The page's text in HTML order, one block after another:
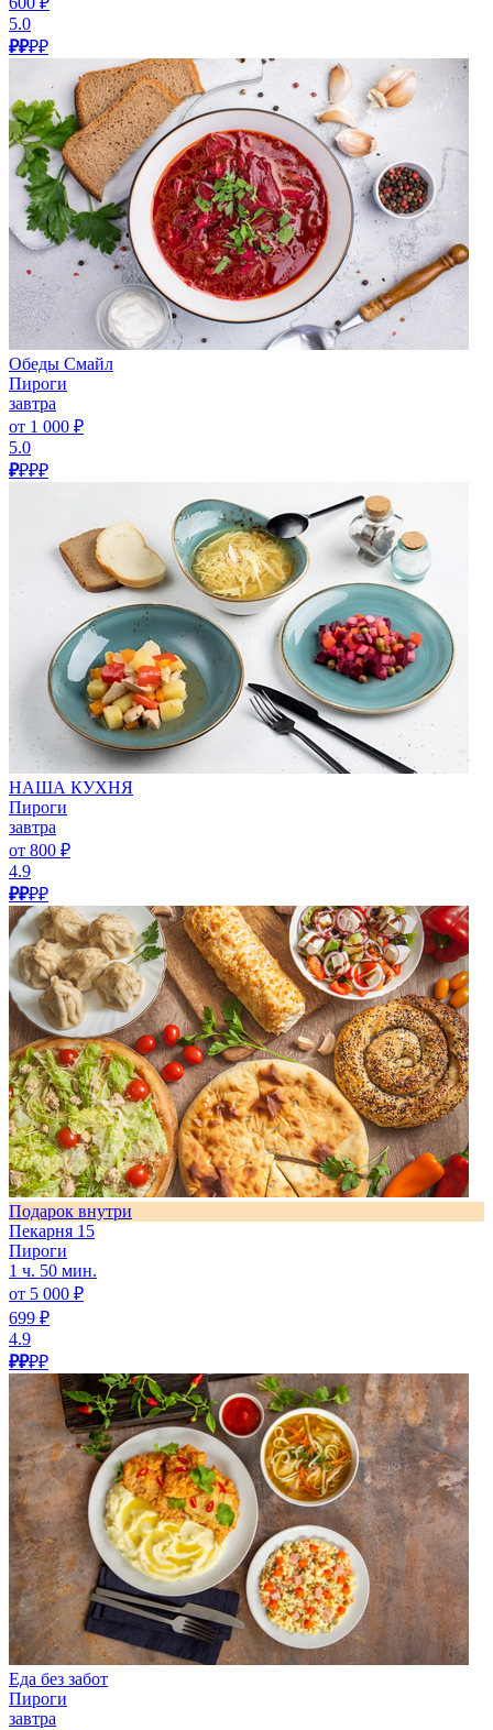
5.0
₽₽₽₽
Обеды Смайл
Пироги
завтра
от 1 000 ₽
5.0
₽₽₽₽
НАША КУХНЯ
Пироги
завтра
от 800 ₽
4.9
₽₽₽₽
Подарок внутри
Пекарня 15
Пироги
1 ч. 50 мин.
от 5 000 ₽
699 ₽
4.9
₽₽₽₽
Еда без забот
Пироги
завтра